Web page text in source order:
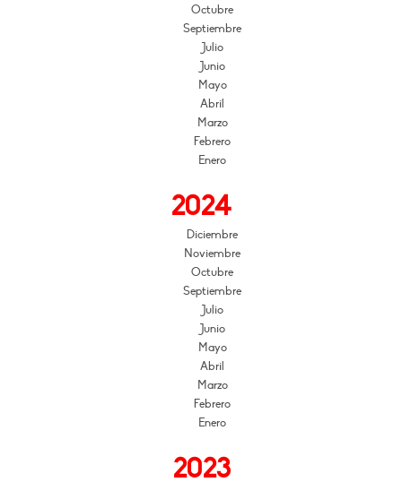
Octubre
Septiembre
Julio
Junio
Mayo
Abril
Marzo
Febrero
Enero
2024
Diciembre
Noviembre
Octubre
Septiembre
Julio
Junio
Mayo
Abril
Marzo
Febrero
Enero
2023